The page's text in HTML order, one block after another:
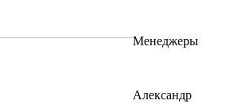
Менеджеры
Александр